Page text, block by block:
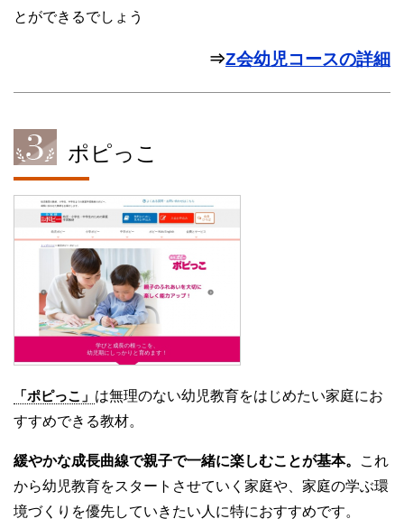
とができるでしょう
⇒Z会幼児コースの詳細
ポピっこ
「ポピっこ」 は無理のない幼児教育をはじめたい家庭にお
すすめできる教材。
緩やかな成長曲線で親子で一緒に楽しむことが基本。
これ
から幼児教育をスタートさせていく家庭や、家庭の学ぶ環
境づくりを優先していきたい人に特におすすめです。